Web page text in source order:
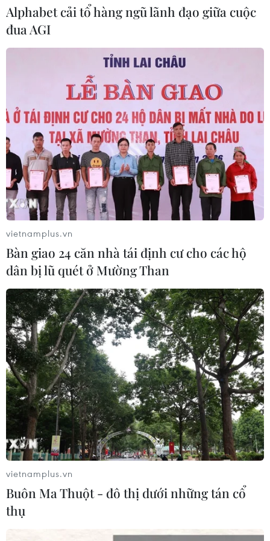
Tháp Nhạn Đắk Lắk - Tháp cổ cất giữ
nền văn hóa Chăm đặc sắc
Khánh Hòa sẽ tổ chức Ngày Văn hóa,
Du lịch năm 2026 tại Quảng Trị
31/07/2026 09:34
Xem thêm
Tổng Biên tập: TRẦN TIẾN DUẨN
Phó Tổng Biên tập: NGUYỄN THỊ TÁM, KHÚC THANH
THỦY
Sở hữu trí tuệ
Quy định sử dụng
RSS
Hỗ trợ
Ngôn ngữ
TTXVN
Dịch vụ tin
Quảng cáo
Alphabet cải tổ hàng ngũ lãnh đạo giữa cuộc
đua AGI
vietnamplus.vn
Bàn giao 24 căn nhà tái định cư cho các hộ
dân bị lũ quét ở Mường Than
vietnamplus.vn
Buôn Ma Thuột - đô thị dưới những tán cổ
thụ